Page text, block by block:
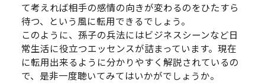
て考えれば相手の感情の向きが変わるのをひたすら
待つ、という風に転用できるでしょう。
このように、孫子の兵法にはビジネスシーンなど日
常生活に役立つエッセンスが詰まっています。現在
に転用出来るように分かりやすく解説されているの
で、是非一度聴いてみてはいかがでしょうか。